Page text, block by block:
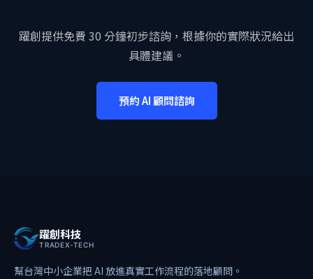
躍創提供免費 30 分鐘初步諮詢，根據你的實際狀況給出
具體建議。
預約 AI 顧問諮詢
躍創科技
TRADEX-TECH
幫台灣中小企業把 AI 放進真實工作流程的落地顧問。